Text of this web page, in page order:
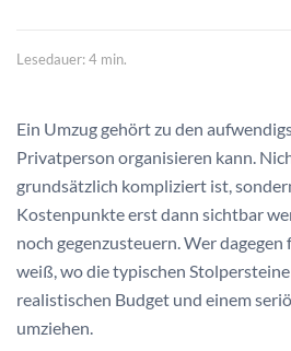
Lesedauer: 4 min.
Ein Umzug gehört zu den
Privatperson organisieren kann.
grundsätzlich kompliziert ist,
Kostenpunkte erst dann sichtbar
noch gegenzusteuern. Wer
weiß, wo die typischen
realistischen Budget und einem
umziehen.